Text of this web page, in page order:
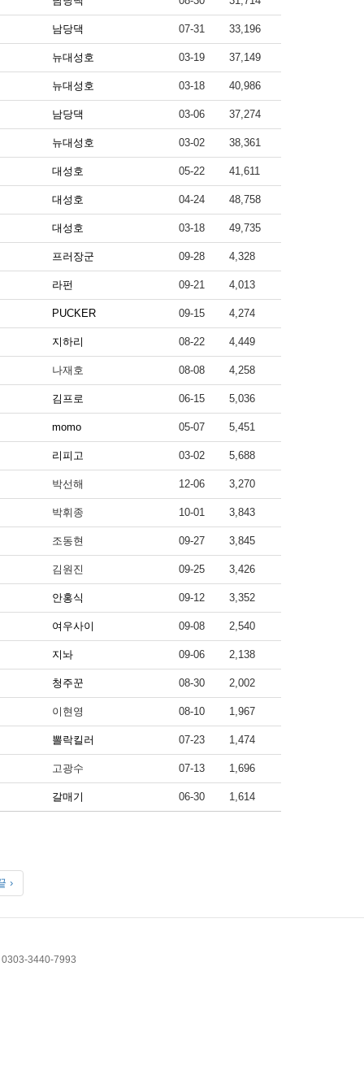
남당댁 07-31 33,196
뉴대성호 03-19 37,149
뉴대성호 03-18 40,986
남당댁 03-06 37,274
뉴대성호 03-02 38,361
대성호 05-22 41,611
대성호 04-24 48,758
대성호 03-18 49,735
프러장군 09-28 4,328
라펀 09-21 4,013
PUCKER 09-15 4,274
지하리 08-22 4,449
나재호 08-08 4,258
김프로 06-15 5,036
momo 05-07 5,451
리피고 03-02 5,688
박선해 12-06 3,270
박휘종 10-01 3,843
조동현 09-27 3,845
김원진 09-25 3,426
안홍식 09-12 3,352
여우사이 09-08 2,540
지놔 09-06 2,138
청주꾼 08-30 2,002
이현영 08-10 1,967
뽈락킬러 07-23 1,474
고광수 07-13 1,696
갈매기 06-30 1,614
›
3440-7993